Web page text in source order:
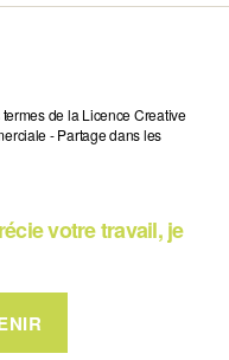
de la Licence Creative
- Partage dans les
votre travail, je